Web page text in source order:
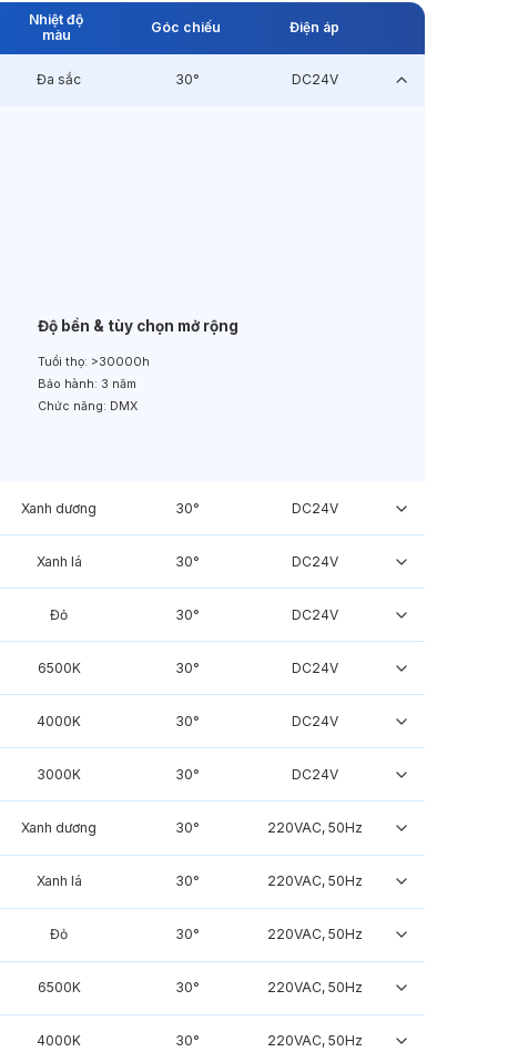
Nhiệt độ
màu
Góc chiếu Điện áp
Đa sắc 30° DC24V
Độ bền & tùy chọn mở rộng
Tuổi thọ: >30000h
Bảo hành: 3 năm
Chức năng: DMX
Xanh dương 30° DC24V
Xanh lá 30° DC24V
Đỏ 30° DC24V
6500K 30° DC24V
4000K 30° DC24V
3000K 30° DC24V
Xanh dương 30° 220VAC, 50Hz
Xanh lá 30° 220VAC, 50Hz
Đỏ 30° 220VAC, 50Hz
6500K 30° 220VAC, 50Hz
4000K 30° 220VAC, 50Hz